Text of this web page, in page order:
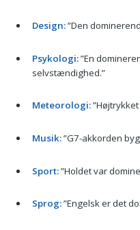
Design:”Den
Psykologi:”En
selvstændighed.”
Meteorologi:
Musik:”G7-akkorden
Sport:”Holdet var
Sprog:”Engelsk er det